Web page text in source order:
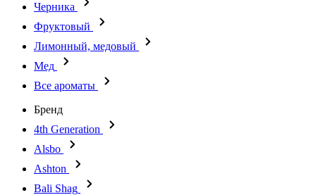
Черника
Фруктовый
Лимонный, медовый
Мед
Все ароматы
Бренд
4th Generation
Alsbo
Ashton
Bali Shag